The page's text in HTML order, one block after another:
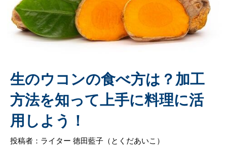
生のウコンの食べ方は？加工
方法を知って上手に料理に活
用しよう！
投稿者：ライター 徳田藍子（とくだあいこ）